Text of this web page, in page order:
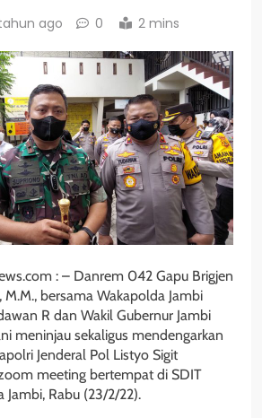
ago 0 2 mins
: – Danrem 042 Gapu Brigjen
M.M., bersama Wakapolda Jambi
R dan Wakil Gubernur Jambi
meninjau sekaligus mendengarkan
Jenderal Pol Listyo Sigit
meeting bertempat di SDIT
Rabu (23/2/22).